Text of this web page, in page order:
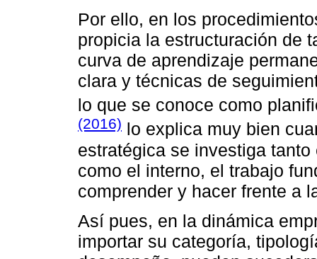
Por ello, en los
propicia la estructuración de
curva de aprendizaje
clara y técnicas de
lo que se conoce como
(2016) lo explica muy bien
estratégica se investiga
como el interno, el trabajo
comprender y hacer frente a
Así pues, en la dinámica
importar su categoría,